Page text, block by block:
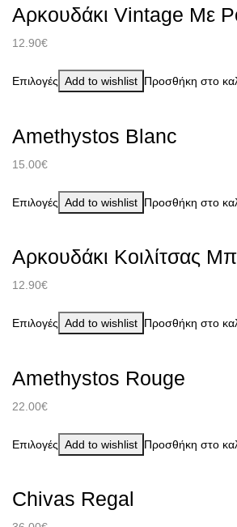
Αρκουδάκι Vintage Με
12.90€
Επιλογές Add to wishlist Προσθήκη στο
Amethystos Blanc
15.00€
Επιλογές Add to wishlist Προσθήκη στο
Αρκουδάκι Κοιλίτσας
12.90€
Επιλογές Add to wishlist Προσθήκη στο
Amethystos Rouge
22.00€
Επιλογές Add to wishlist Προσθήκη στο
Chivas Regal